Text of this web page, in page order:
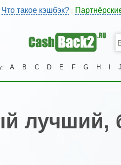
Что такое кэшбэк? |
A B C D E F G H
лучший,